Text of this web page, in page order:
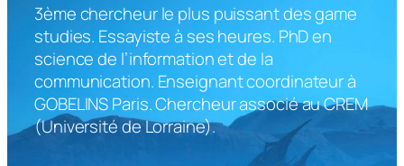
3ème chercheur le plus puissant des game
studies. Essayiste à ses heures. PhD en
science de l’information et de la
communication. Enseignant coordinateur à
GOBELINS Paris. Chercheur associé au CREM
(Université de Lorraine).